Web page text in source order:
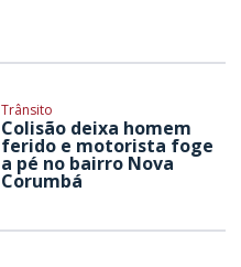
Trânsito
Colisão deixa homem
ferido e motorista foge
a pé no bairro Nova
Corumbá